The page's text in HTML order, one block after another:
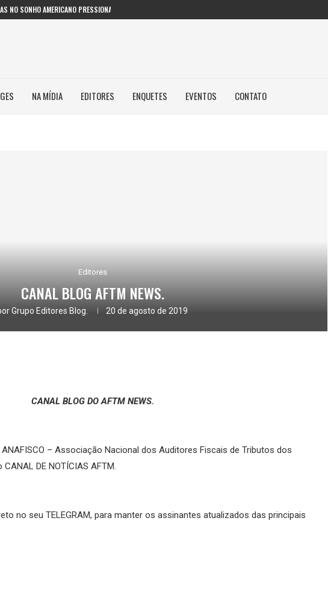
NO SONHO AMERICANO PRESSIONAM GESTORES PÚBLICOS NAS...
NA MÍDIA EDITORES ENQUETES EVENTOS CONTATO
Editores
CANAL BLOG AFTM NEWS.
Grupo Editores Blog. 20 de agosto de 2019
CANAL BLOG DO AFTM NEWS.
– Associação Nacional dos Auditores Fiscais de Tributos dos
DE NOTÍCIAS AFTM.
no seu TELEGRAM, para manter os assinantes atualizados das principais